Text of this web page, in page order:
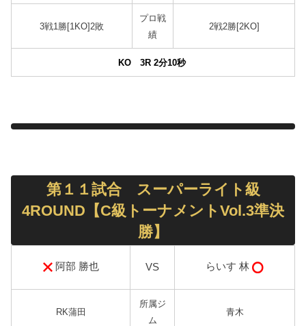
3戦1勝[1KO]2敗
プロ戦
績
2戦2勝[2KO]
KO 3R 2分10秒
第１１試合 スーパーライト級
4ROUND【C級トーナメントVol.3準決
勝】
阿部 勝也 VS らいす 林
RK蒲田
所属ジ
ム
青木